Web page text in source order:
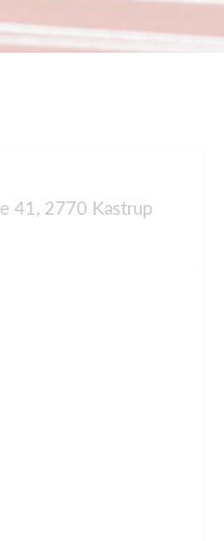
41, 2770 Kastrup